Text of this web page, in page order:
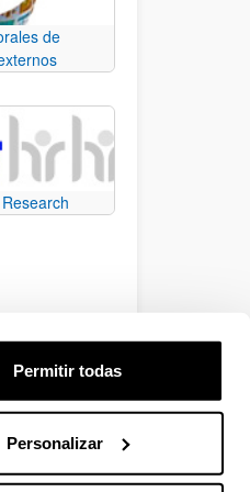
Permitir todas
Personalizar
de